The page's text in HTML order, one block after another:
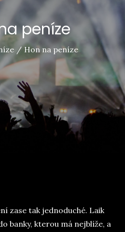
peníze
Hon na peníze
zase tak jednoduché. Laik
banky, kterou má nejblíže, a